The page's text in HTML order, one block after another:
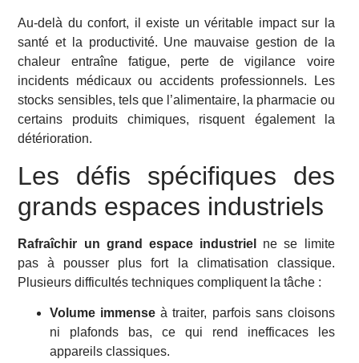
Au-delà du confort, il existe un véritable impact sur la
santé et la productivité. Une mauvaise gestion de la
chaleur entraîne fatigue, perte de vigilance voire
incidents médicaux ou accidents professionnels. Les
stocks sensibles, tels que l’alimentaire, la pharmacie ou
certains produits chimiques, risquent également la
détérioration.
Les défis spécifiques des
grands espaces industriels
Rafraîchir un grand espace industriel
ne se limite
pas à pousser plus fort la climatisation classique.
Plusieurs difficultés techniques compliquent la tâche :
Volume immense à traiter, parfois sans cloisons
ni plafonds bas, ce qui rend inefficaces les
appareils classiques.